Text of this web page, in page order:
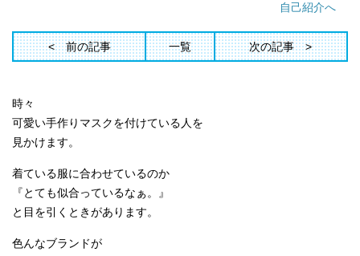
自己紹介へ
前の記事 一覧 次の記事
時々
可愛い手作りマスクを付けている人を
見かけます。
着ている服に合わせているのか
『とても似合っているなぁ。』
と目を引くときがあります。
色んなブランドが